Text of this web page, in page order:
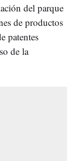
del parque
de productos
patentes
de la